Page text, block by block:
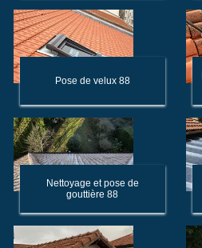
Pose de velux 88
Nettoyage et pose de
gouttière 88